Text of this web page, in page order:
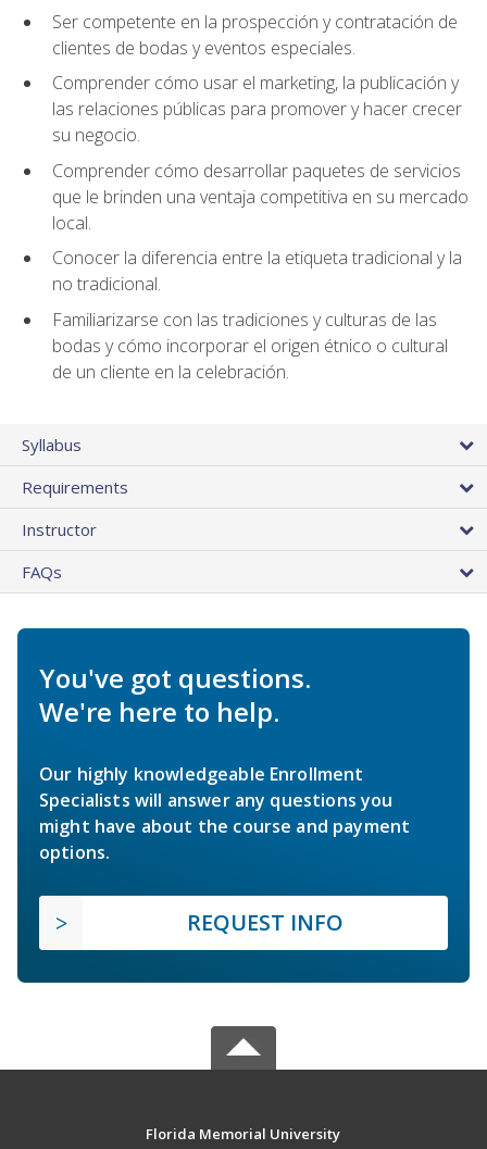
Ser competente en la prospección y contratación de
clientes de bodas y eventos especiales.
Comprender cómo usar el marketing, la publicación y
las relaciones públicas para promover y hacer crecer
su negocio.
Comprender cómo desarrollar paquetes de servicios
que le brinden una ventaja competitiva en su mercado
local.
Conocer la diferencia entre la etiqueta tradicional y la
no tradicional.
Familiarizarse con las tradiciones y culturas de las
bodas y cómo incorporar el origen étnico o cultural
de un cliente en la celebración.
Syllabus
Requirements
Instructor
FAQs
You've got questions.
We're here to help.
Our highly knowledgeable Enrollment
Specialists will answer any questions you
might have about the course and payment
options.
REQUEST INFO
Florida Memorial University